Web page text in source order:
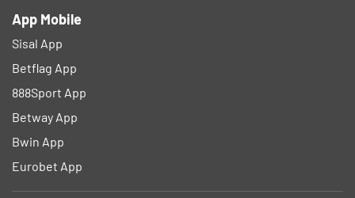
App Mobile
Sisal App
Betflag App
888Sport App
Betway App
Bwin App
Eurobet App